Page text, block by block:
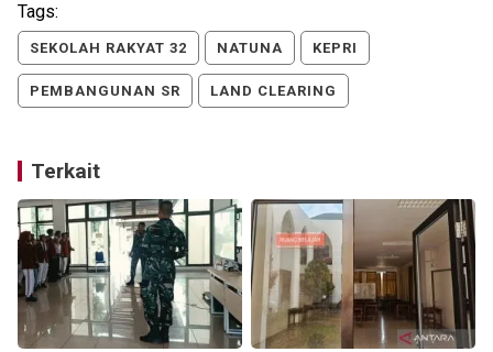
Tags:
SEKOLAH RAKYAT 32 NATUNA KEPRI
PEMBANGUNAN SR LAND CLEARING
Terkait